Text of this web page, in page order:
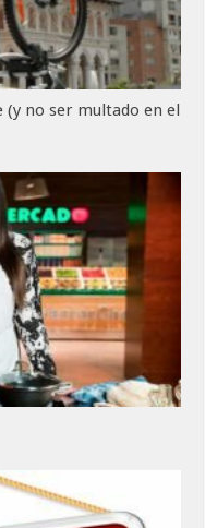
(y no ser multado en el